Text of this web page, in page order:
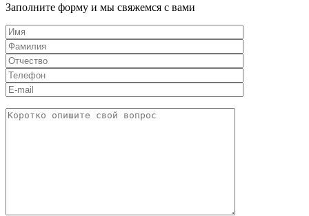
Заполните форму и мы свяжемся с вами